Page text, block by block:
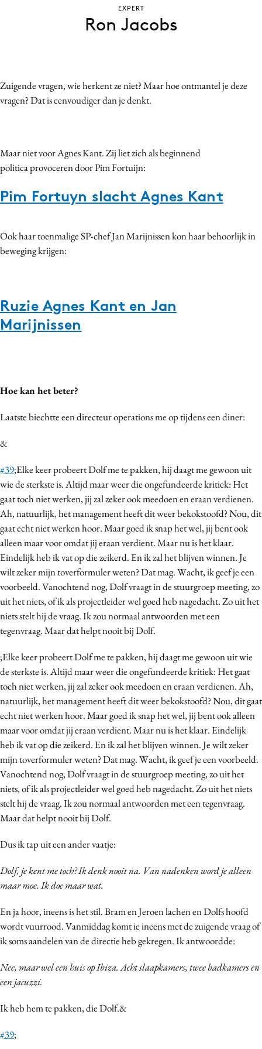
Craft
Customer Experience
Digital transformation
Diversiteit
Gedragsverandering
Interne communicatie
Martech
PR
Programmatic
Zuigende vragen, wie herkent ze niet? Maar hoe ontmantel je deze
vragen? Dat is eenvoudiger dan je denkt.
Maar niet voor Agnes Kant. Zij liet zich als beginnend
politica provoceren door Pim Fortuijn:
Pim Fortuyn slacht Agnes Kant
Ook haar toenmalige SP-chef Jan Marijnissen kon haar behoorlijk in
beweging krijgen:
Ruzie Agnes Kant en Jan
Marijnissen
Hoe kan het beter?
Laatste biechtte een directeur operations me op tijdens een diner:
&
#39;Elke keer probeert Dolf me te pakken, hij daagt me gewoon uit
wie de sterkste is. Altijd maar weer die ongefundeerde kritiek: Het
gaat toch niet werken, jij zal zeker ook meedoen en eraan verdienen.
Ah, natuurlijk, het management heeft dit weer bekokstoofd? Nou, dit
gaat echt niet werken hoor. Maar goed ik snap het wel, jij bent ook
alleen maar voor omdat jij eraan verdient. Maar nu is het klaar.
Eindelijk heb ik vat op die zeikerd. En ik zal het blijven winnen. Je
wilt zeker mijn toverformuler weten? Dat mag. Wacht, ik geef je een
voorbeeld. Vanochtend nog, Dolf vraagt in de stuurgroep meeting, zo
uit het niets, of ik als projectleider wel goed heb nagedacht. Zo uit het
niets stelt hij de vraag. Ik zou normaal antwoorden met een
tegenvraag. Maar dat helpt nooit bij Dolf.
;Elke keer probeert Dolf me te pakken, hij daagt me gewoon uit wie
de sterkste is. Altijd maar weer die ongefundeerde kritiek: Het gaat
toch niet werken, jij zal zeker ook meedoen en eraan verdienen. Ah,
natuurlijk, het management heeft dit weer bekokstoofd? Nou, dit gaat
echt niet werken hoor. Maar goed ik snap het wel, jij bent ook alleen
maar voor omdat jij eraan verdient. Maar nu is het klaar. Eindelijk
heb ik vat op die zeikerd. En ik zal het blijven winnen. Je wilt zeker
mijn toverformuler weten? Dat mag. Wacht, ik geef je een voorbeeld.
Vanochtend nog, Dolf vraagt in de stuurgroep meeting, zo uit het
niets, of ik als projectleider wel goed heb nagedacht. Zo uit het niets
stelt hij de vraag. Ik zou normaal antwoorden met een tegenvraag.
Maar dat helpt nooit bij Dolf.
Dus ik tap uit een ander vaatje:
Dolf, je kent me toch? Ik denk nooit na. Van nadenken word je alleen
maar moe. Ik doe maar wat.
En ja hoor, ineens is het stil. Bram en Jeroen lachen en Dolfs hoofd
wordt vuurrood. Vanmiddag komt ie ineens met de zuigende vraag of
ik soms aandelen van de directie heb gekregen. Ik antwoordde:
Nee, maar wel een huis op Ibiza. Acht slaapkamers, twee badkamers en
een jacuzzi.
Ik heb hem te pakken, die Dolf.&
#39;
EXPERT
Ron Jacobs